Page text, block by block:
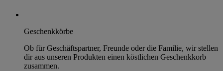
Geschenkkörbe
Ob für Geschäftspartner, Freunde oder die Familie, wir stellen
dir aus unseren Produkten einen köstlichen Geschenkkorb
zusammen.